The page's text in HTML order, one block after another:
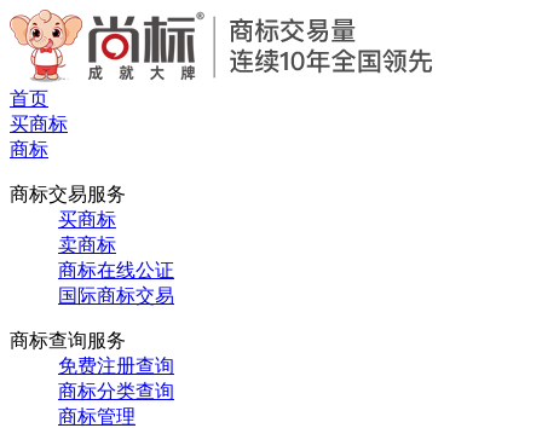
首页
买商标
商标
商标交易服务
买商标
卖商标
商标在线公证
国际商标交易
商标查询服务
免费注册查询
商标分类查询
商标管理